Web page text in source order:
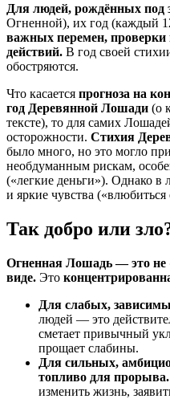
Для людей, рождённых
Огненной), их год (каждый
важных перемен, проверки
действий. В год своей
обостряются.
Что касается прогноза на
год Деревянной Лошади (о
тексте), то для самих
осторожности. Стихия
было много, но это могло
необдуманным рискам,
(«легкие деньги»). Однако в
и яркие чувства («влюбиться
Так добро или
Огненная Лошадь — это не
виде. Это
Для слабых,
людей — это
сметает привычный
прощает слабины.
Для сильных,
топливо для прорыва.
изменить жизнь,